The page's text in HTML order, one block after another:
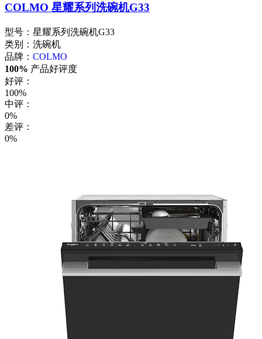
COLMO 星耀系列洗碗机G33
型号：星耀系列洗碗机G33
类别：洗碗机
品牌： COLMO
100% 产品好评度
好评：
100%
中评：
0%
差评：
0%